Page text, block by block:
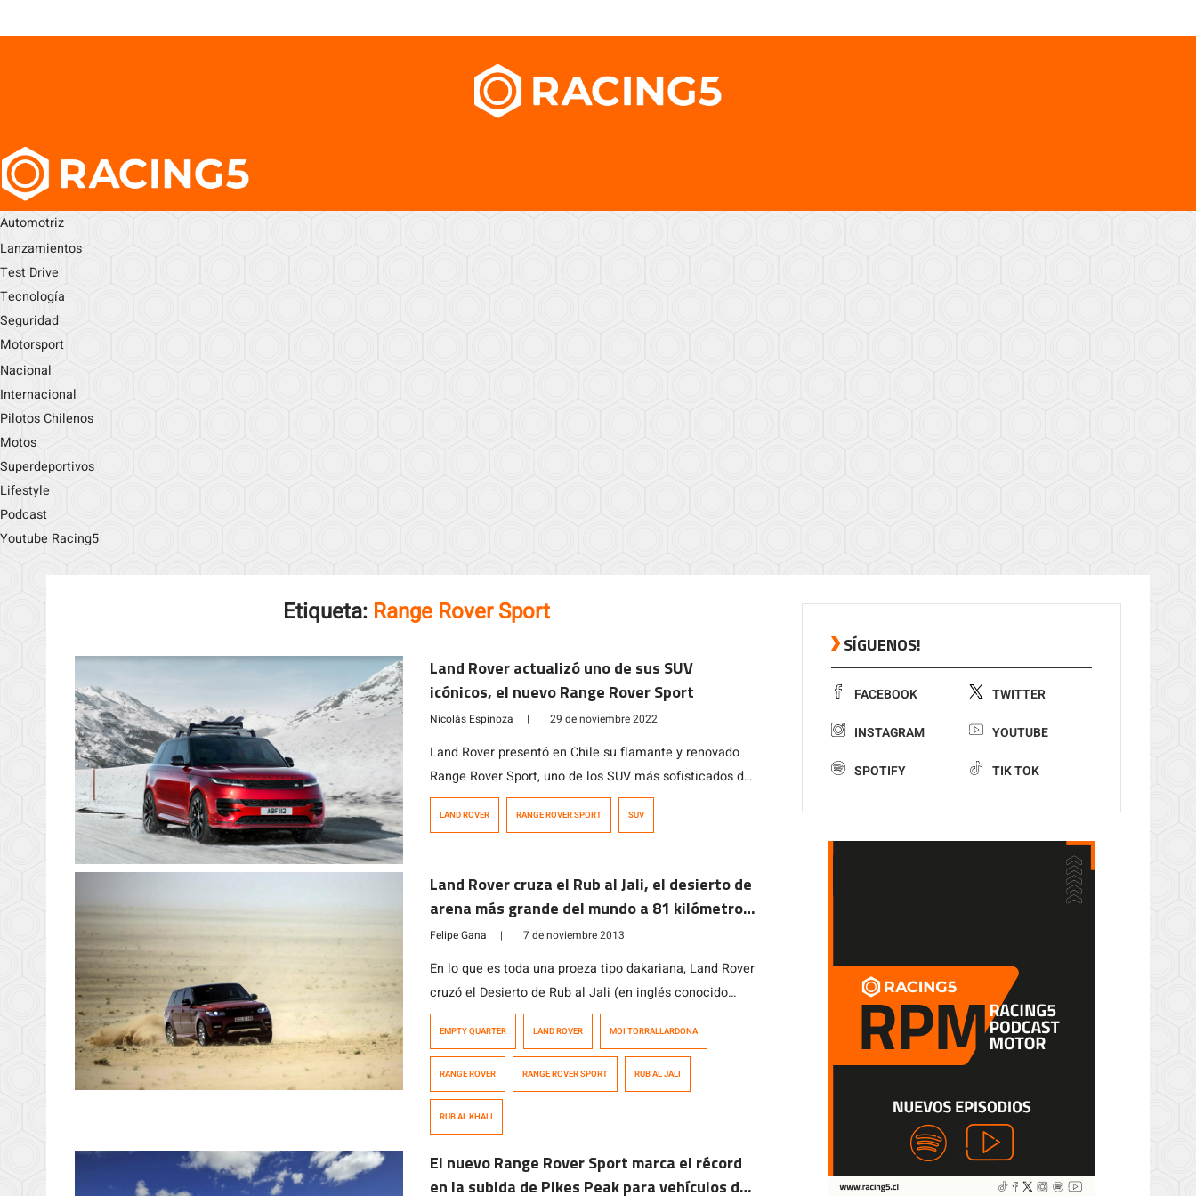
Automotriz
Lanzamientos
Test Drive
Tecnología
Seguridad
Motorsport
Nacional
Internacional
Pilotos Chilenos
Motos
Superdeportivos
Lifestyle
Podcast
Youtube Racing5
Etiqueta: Range Rover Sport
Land Rover actualizó uno de sus SUV
icónicos, el nuevo Range Rover Sport
Nicolás Espinoza | 29 de noviembre 2022
Land Rover presentó en Chile su flamante y renovado
Range Rover Sport, uno de los SUV más sofisticados del
mercado. La tercera generación de este modelo
LAND ROVER RANGE ROVER SPORT SUV
Land Rover cruza el Rub al Jali, el desierto de
arena más grande del mundo a 81 kilómetros
por hora de promedio
Felipe Gana | 7 de noviembre 2013
En lo que es toda una proeza tipo dakariana, Land Rover
cruzó el Desierto de Rub al Jali (en inglés conocido
como «Empty Quarter» y en árabe como Rub’ al Khali)
con un Range Rover Sport prácticamente estándar a la
La única modificación que se le hizo al […]
EMPTY QUARTER LAND ROVER MOI TORRALLARDONA
RANGE ROVER RANGE ROVER SPORT RUB AL JALI
RUB AL KHALI
El nuevo Range Rover Sport marca el récord
en la subida de Pikes Peak para vehículos de
SÍGUENOS!
FACEBOOK TWITTER
INSTAGRAM YOUTUBE
SPOTIFY TIK TOK